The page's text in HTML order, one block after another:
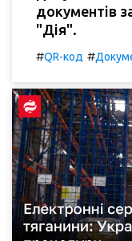
документів
"Дія".
#QR-код #